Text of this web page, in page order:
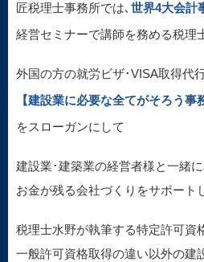
匠税理士事務所では､ 世界4大会計
経営セミナーで講師を務める税理
外国の方の就労ビザ･VISA取得代
【建設業に必要な全てがそろう事
をスローガンにして
建設業･建築業の経営者様と一緒
お金が残る会社づくりをサポート
税理士水野が執筆する特定許可資
一般許可資格取得の違い以外の建